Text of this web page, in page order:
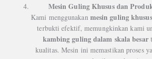
Mesin Guling Khusus dan
Kami menggunakan mesin guling khusus
terbukti efektif, memungkinkan kami
kambing guling dalam skala besar
kualitas. Mesin ini memastikan proses